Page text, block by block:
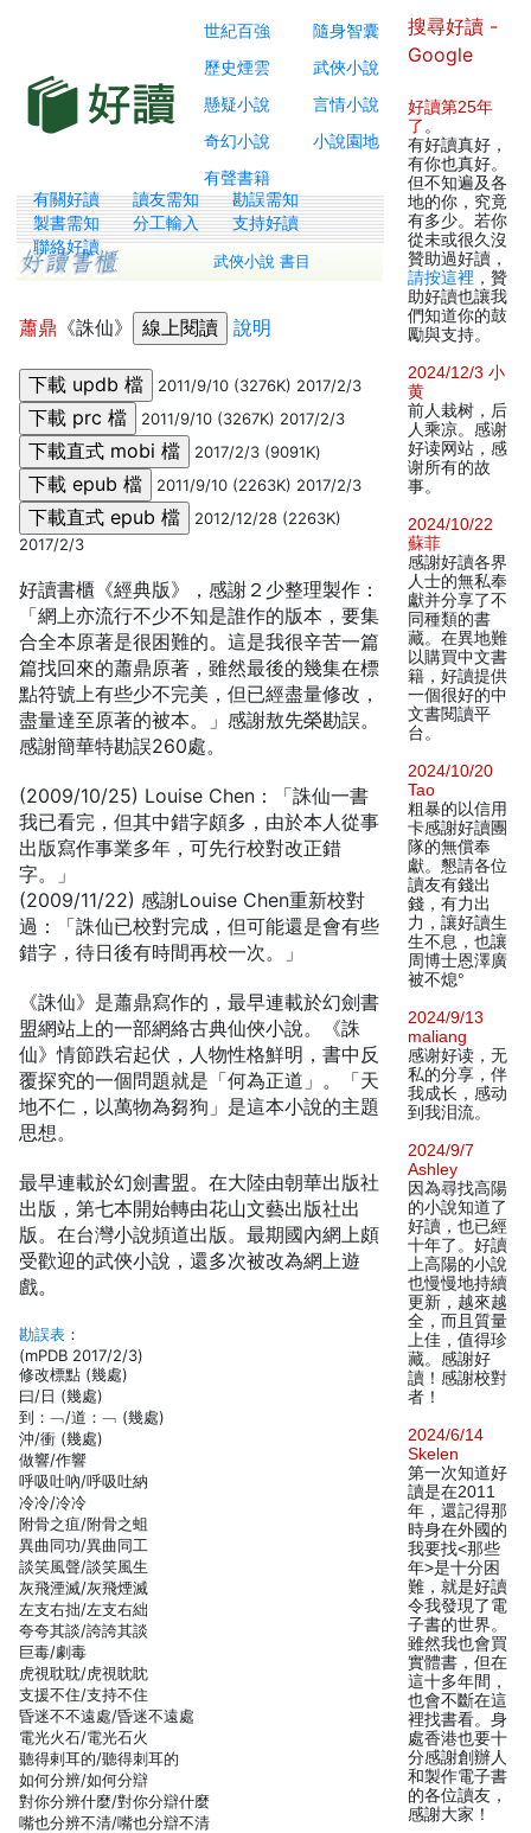
世紀百強
隨身智囊
歷史煙雲
武俠小說
懸疑小說
言情小說
奇幻小說
小說園地
有聲書籍
有關好讀 讀友需知
勘誤需知
製書需知
分工輸入
支持好讀
聯絡好讀
武俠小說 書目
蕭鼎 《誅仙》 說明
2011/9/10 (3276K) 2017/2/3
2011/9/10 (3267K) 2017/2/3
2017/2/3 (9091K)
2011/9/10 (2263K) 2017/2/3
2012/12/28 (2263K)
2017/2/3
好讀書櫃《經典版》，感謝２少整理製作：
「網上亦流行不少不知是誰作的版本，要集
合全本原著是很困難的。這是我很辛苦一篇
篇找回來的蕭鼎原著，雖然最後的幾集在標
點符號上有些少不完美，但已經盡量修改，
盡量達至原著的被本。」感謝敖先榮勘誤。
感謝簡華特勘誤260處。
(2009/10/25) Louise Chen：「誅仙一書
我已看完，但其中錯字頗多，由於本人從事
出版寫作事業多年，可先行校對改正錯
字。」
(2009/11/22) 感謝Louise Chen重新校對
過：「誅仙已校對完成，但可能還是會有些
錯字，待日後有時間再校一次。」
《誅仙》是蕭鼎寫作的，最早連載於幻劍書
盟網站上的一部網絡古典仙俠小說。《誅
仙》情節跌宕起伏，人物性格鮮明，書中反
覆探究的一個問題就是「何為正道」。「天
地不仁，以萬物為芻狗」是這本小說的主題
思想。
最早連載於幻劍書盟。在大陸由朝華出版社
出版，第七本開始轉由花山文藝出版社出
版。在台灣小說頻道出版。最期國內網上頗
受歡迎的武俠小說，還多次被改為網上遊
戲。
勘誤表 ：
(mPDB 2017/2/3)
修改標點 (幾處)
曰/日 (幾處)
到：﹁/道：﹁ (幾處)
沖/衝 (幾處)
做響/作響
呼吸吐吶/呼吸吐納
冷冷/冷冷
附骨之疽/附骨之蛆
異曲同功/異曲同工
談笑風聲/談笑風生
灰飛湮滅/灰飛煙滅
左支右拙/左支右絀
夸夸其談/誇誇其談
巨毒/劇毒
虎視耽耽/虎視眈眈
支援不住/支持不住
昏迷不不遠處/昏迷不遠處
電光火石/電光石火
聽得剌耳的/聽得刺耳的
如何分辨/如何分辯
對你分辨什麼/對你分辯什麼
嘴也分辨不清/嘴也分辯不清
搜尋好讀 -
Google
好讀第25年
了 。
有好讀真好，
有你也真好。
但不知遍及各
地的你，究竟
有多少。若你
從未或很久沒
贊助過好讀，
請按這裡 ，贊
助好讀也讓我
們知道你的鼓
勵與支持。
2024/12/3 小
黄
前人栽树，后
人乘凉。感谢
好读网站，感
谢所有的故
事。
2024/10/22
蘇菲
感謝好讀各界
人士的無私奉
獻并分享了不
同種類的書
藏。在異地難
以購買中文書
籍，好讀提供
一個很好的中
文書閱讀平
台。
2024/10/20
Tao
粗暴的以信用
卡感謝好讀團
隊的無償奉
獻。懇請各位
讀友有錢出
錢，有力出
力，讓好讀生
生不息，也讓
周博士恩澤廣
被不熄°
2024/9/13
maliang
感谢好读，无
私的分享，伴
我成长，感动
到我泪流。
2024/9/7
Ashley
因為尋找高陽
的小說知道了
好讀，也已經
十年了。好讀
上高陽的小說
也慢慢地持續
更新，越來越
全，而且質量
上佳，值得珍
藏。感謝好
讀！感謝校對
者！
2024/6/14
Skelen
第一次知道好
讀是在2011
年，還記得那
時身在外國的
我要找<那些
年>是十分困
難，就是好讀
令我發現了電
子書的世界。
雖然我也會買
實體書，但在
這十多年間，
也會不斷在這
裡找書看。身
處香港也要十
分感謝創辦人
和製作電子書
的各位讀友，
感謝大家！